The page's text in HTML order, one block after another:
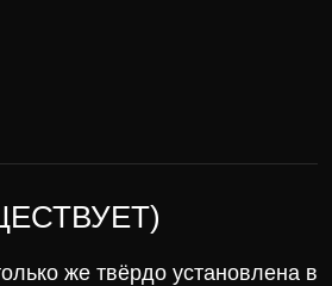
же твёрдо установлена в